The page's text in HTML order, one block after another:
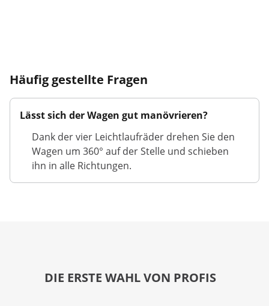
Häufig gestellte Fragen
Lässt sich der Wagen gut manövrieren?
Dank der vier Leichtlaufräder drehen Sie den
Wagen um 360° auf der Stelle und schieben
ihn in alle Richtungen.
DIE ERSTE WAHL VON PROFIS